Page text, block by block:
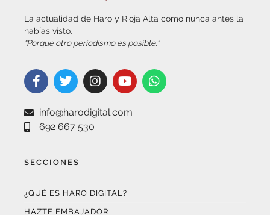
La actualidad de Haro y Rioja Alta como nunca antes la
habías visto.
“Porque otro periodismo es posible.”
info@harodigital.com
692 667 530
SECCIONES
¿QUÉ ES HARO DIGITAL?
HAZTE EMBAJADOR